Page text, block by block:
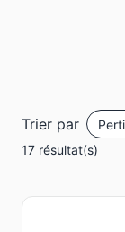
Trier par
17 résultat(s)